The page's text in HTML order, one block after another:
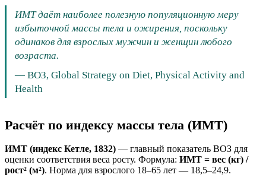
ИМТ даёт наиболее полезную популяционную меру
избыточной массы тела и ожирения, поскольку
одинаков для взрослых мужчин и женщин любого
возраста.
— ВОЗ, Global Strategy on Diet, Physical Activity and
Health
Расчёт по индексу массы тела (ИМТ)
ИМТ (индекс Кетле, 1832) — главный показатель ВОЗ для
оценки соответствия веса росту. Формула: ИМТ = вес (кг) /
рост² (м²). Норма для взрослого 18–65 лет — 18,5–24,9.